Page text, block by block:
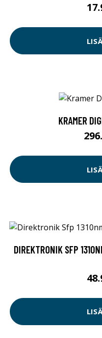
KRAMER
DIREKTRONIK SFP